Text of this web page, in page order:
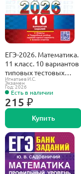
ЕГЭ-2026. Математика.
11 класс. 10 вариантов
типовых тестовых
заданий. Профильный
уровень.
Игнатьев И.С.
Экзамен
Год: 2026
Есть в наличии
215 ₽
Купить